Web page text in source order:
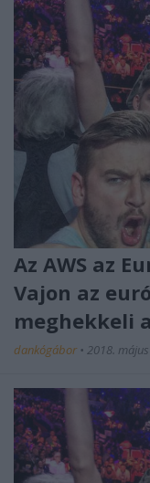
Az AWS az
Vajon az
meghekkeli
dankógábor • 2018. május